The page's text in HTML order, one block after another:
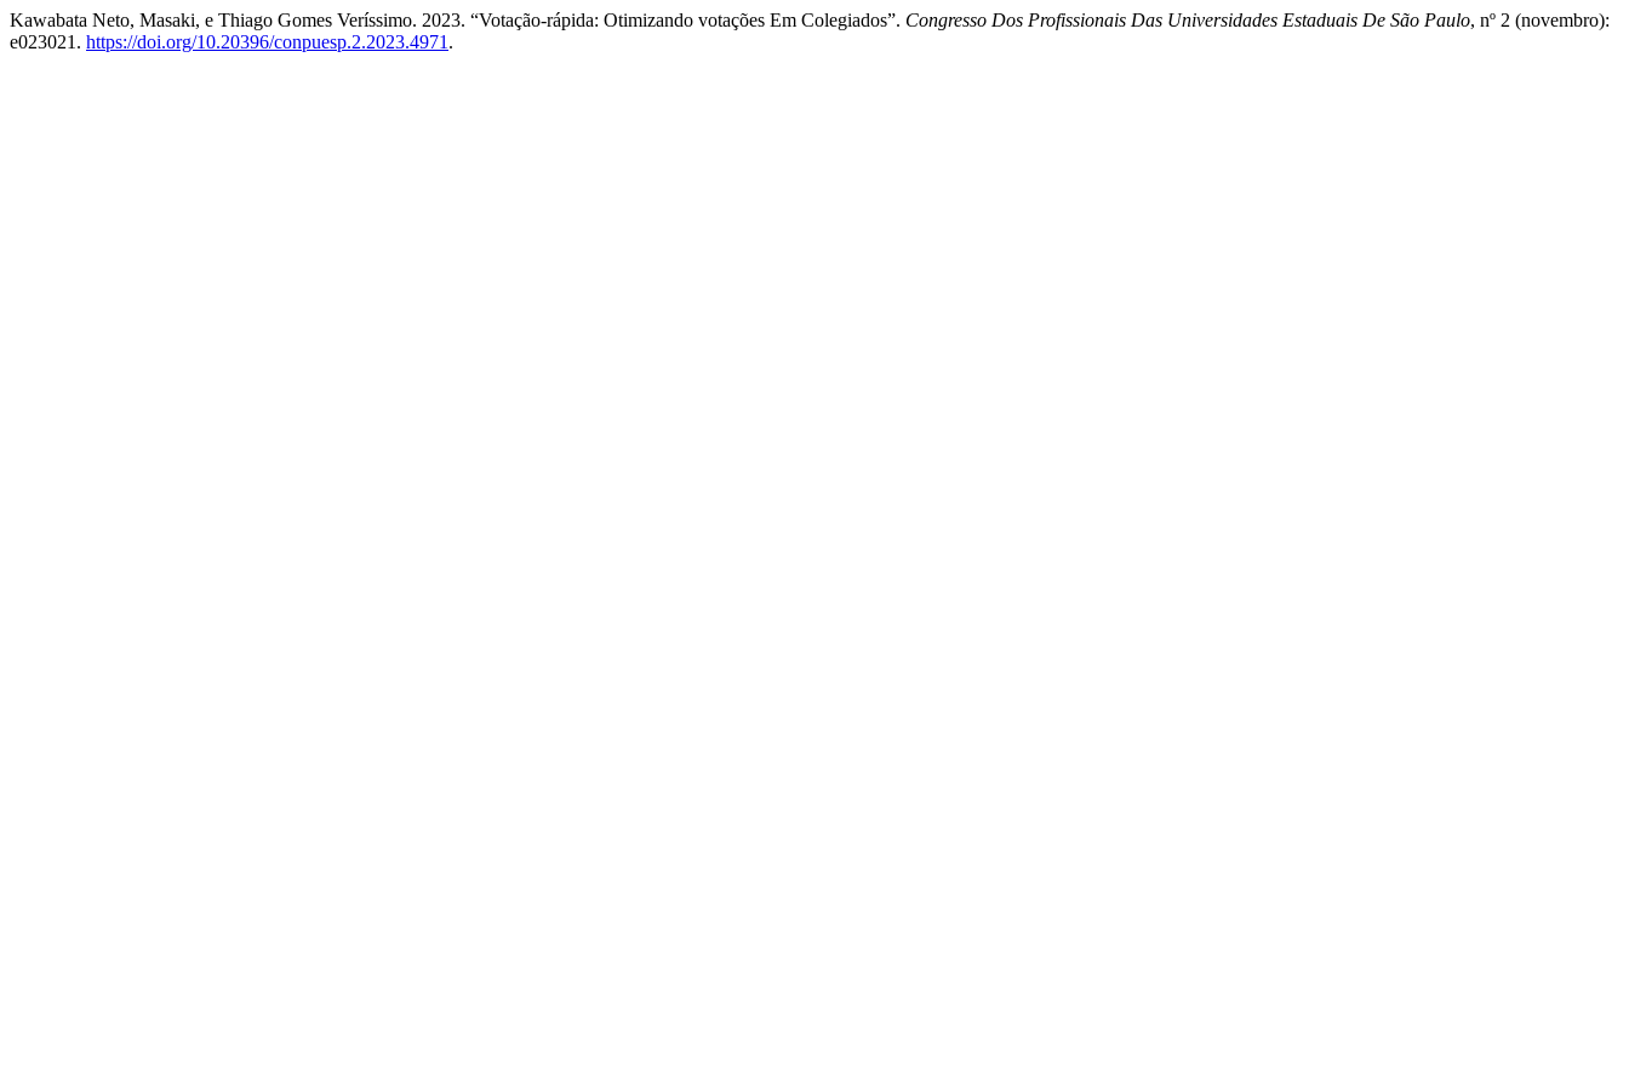
Kawabata Neto, Masaki, e Thiago Gomes Veríssimo. 2023. “Votação-rápida: Otimizando votações Em Colegiados”. Congresso Dos Profissionais Das Universidades Estaduais De São Paulo, nº 2 (novembro):
e023021. https://doi.org/10.20396/conpuesp.2.2023.4971 .